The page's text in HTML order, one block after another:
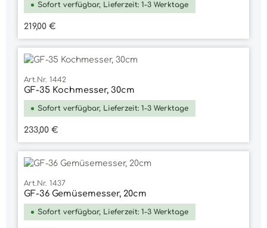
Sofort verfügbar, Lieferzeit: 1-3 Werktage
Regulärer Preis:
219,00 €
Art.Nr. 1442
GF-35 Kochmesser, 30cm
Sofort verfügbar, Lieferzeit: 1-3 Werktage
Regulärer Preis:
233,00 €
Art.Nr. 1437
GF-36 Gemüsemesser, 20cm
Sofort verfügbar, Lieferzeit: 1-3 Werktage